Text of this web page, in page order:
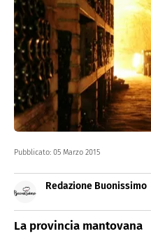
Pubblicato: 05 Marzo 2015
Redazione Buonissimo
quale trovi idee veloci,
La provincia mantovana